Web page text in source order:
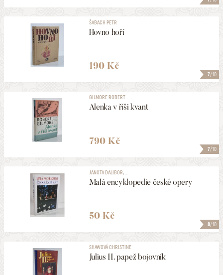
7/10
ŠABACH PETR
Hovno hoří
190 Kč
7/10
GILMORE ROBERT
Alenka v říši kvant
790 Kč
8/10
JANOTA DALIBOR, ...
Malá encyklopedie české opery
50 Kč
SHAWOVÁ CHRISTINE
Julius II. papež bojovník